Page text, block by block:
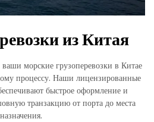
из Китая
морские грузоперевозки в Китае
процессу. Наши лицензированные
быстрое оформление и
транзакцию от порта до места
назначения.